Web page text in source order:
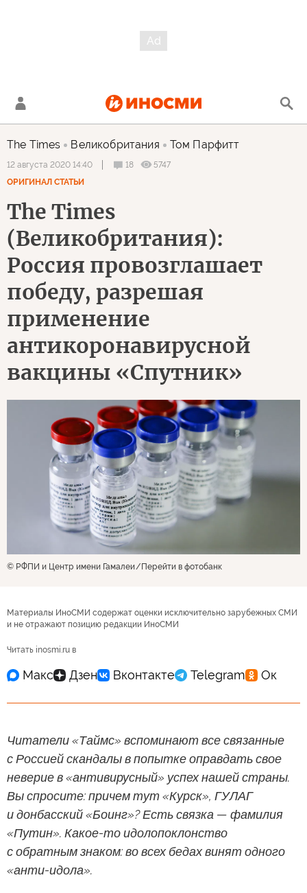
The Times Великобритания Том Парфитт
12 августа 2020 14:40 18
5747
ОРИГИНАЛ СТАТЬИ
The Times
(Великобритания):
Россия провозглашает
победу, разрешая
применение
антикоронавирусной
вакцины «Спутник»
© РФПИ и Центр имени Гамалеи Перейти в фотобанк
Материалы ИноСМИ содержат оценки исключительно зарубежных СМИ
и не отражают позицию редакции ИноСМИ
Читать inosmi.ru в
Читатели «Таймс» вспоминают все связанные
с Россией скандалы в попытке оправдать свое
неверие в «антивирусный» успех нашей страны.
Вы спросите: причем тут «Курск», ГУЛАГ
и донбасский «Боинг»? Есть связка — фамилия
«Путин». Какое-то идолопоклонство
с обратным знаком: во всех бедах винят одного
«анти-идола».